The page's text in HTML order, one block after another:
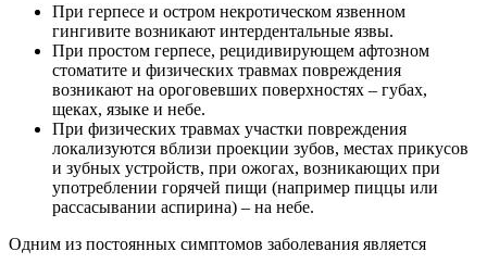
При герпесе и остром некротическом язвенном
гингивите возникают интердентальные язвы.
При простом герпесе, рецидивирующем афтозном
стоматите и физических травмах повреждения
возникают на ороговевших поверхностях – губах,
щеках, языке и небе.
При физических травмах участки повреждения
локализуются вблизи проекции зубов, местах прикусов
и зубных устройств, при ожогах, возникающих при
употреблении горячей пищи (например пиццы или
рассасывании аспирина) – на небе.
Одним из постоянных симптомов заболевания является